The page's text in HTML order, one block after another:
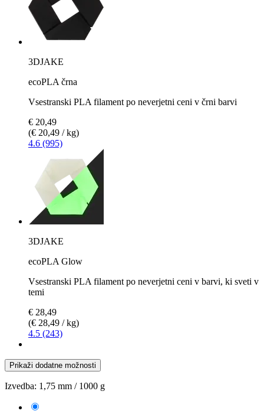
3DJAKE
ecoPLA črna
Vsestranski PLA filament po neverjetni ceni v črni barvi
€ 20,49
(€ 20,49 / kg)
4.6 (995)
3DJAKE
ecoPLA Glow
Vsestranski PLA filament po neverjetni ceni v barvi, ki sveti v
temi
€ 28,49
(€ 28,49 / kg)
4.5 (243)
Prikaži dodatne možnosti
Izvedba: 1,75 mm / 1000 g